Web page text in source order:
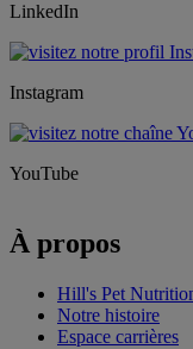
LinkedIn
Instagram
YouTube
À propos
Hill's Pet
Notre histoire
Espace carrières